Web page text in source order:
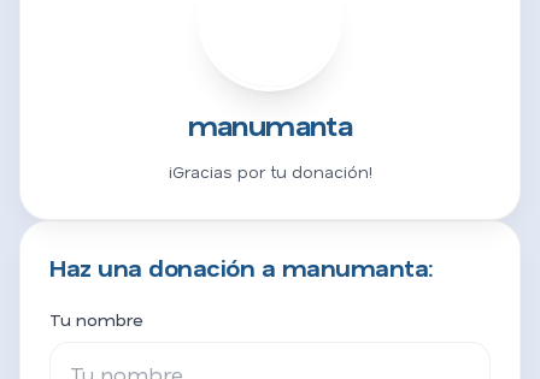
manumanta
¡Gracias por tu donación!
Haz una donación a manumanta:
Tu nombre